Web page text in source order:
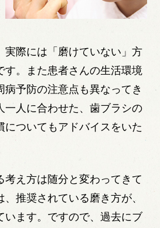
実際には「磨けていない」方
す。また患者さんの生活環境
病予防の注意点も異なってき
一人に合わせた、歯ブラシの
についてもアドバイスをいた
考え方は随分と変わってきて
推奨されている磨き方が、
います。ですので、過去にブ